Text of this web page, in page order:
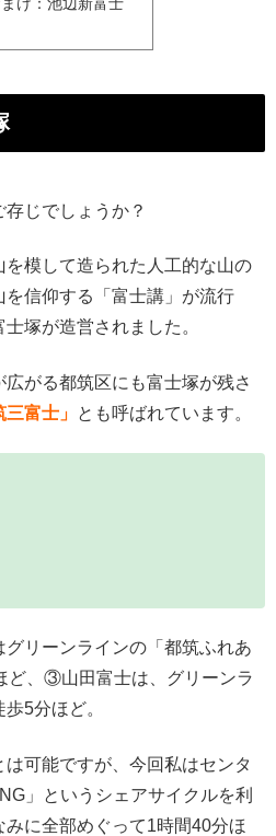
存じでしょうか？
模して造られた人工的な山の
信仰する「富士講」が流行
塚が造営されました。
がる都筑区にも富士塚が残さ
三富士」 とも呼ばれています。
リーンラインの「都筑ふれあ
ど、③山田富士は、グリーンラ
5分ほど。
可能ですが、今回私はセンタ
」というシェアサイクルを利
に全部めぐって1時間40分ほ